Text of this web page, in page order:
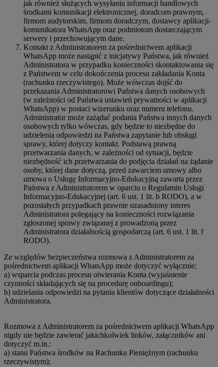
jak również służących wysyłaniu informacji handlowych
środkami komunikacji elektronicznej, doradcom prawnym,
firmom audytorskim, firmom doradczym, dostawcy aplikacji-
komunikatora WhatsApp oraz podmiotom dostarczającym
serwery i przechowującym dane.
Kontakt z Administratorem za pośrednictwem aplikacji
WhatsApp może nastąpić z inicjatywy Państwa, jak również
Administratora w przypadku konieczności skontaktowania się
z Państwem w celu dokończenia procesu zakładania Konta
(rachunku rzeczywistego). Może wówczas dojść do
przekazania Administratorowi Państwa danych osobowych
(w zależności od Państwa ustawień prywatności w aplikacji
WhatsApp) w postaci wizerunku oraz numeru telefonu.
Administrator może zażądać podania Państwa innych danych
osobowych tylko wówczas, gdy będzie to niezbędne do
udzielenia odpowiedzi na Państwa zapytanie lub obsługi
sprawy, której dotyczy kontakt. Podstawą prawną
przetwarzania danych, w zależności od sytuacji, będzie
niezbędność ich przetwarzania do podjęcia działań na żądanie
osoby, której dane dotyczą, przed zawarciem umowy albo
umowa o Usługę Informacyjno-Edukacyjną zawarta przez
Państwa z Administratorem w oparciu o Regulamin Usługi
Informacyjno-Edukacyjnej (art. 6 ust. 1 lit. b RODO), a w
pozostałych przypadkach prawnie uzasadniony interes
Administratora polegający na konieczności rozwiązania
zgłoszonej sprawy związanej z prowadzoną przez
Administratora działalnością gospodarczą (art. 6 ust. 1 lit. f
RODO).
Ze względów bezpieczeństwa rozmowa z Administratorem za
pośrednictwem aplikacji WhatsApp może dotyczyć wyłącznie:
a) wsparcia podczas procesu otwierania Konta (wyjaśnienie
czynności składających się na procedurę onboardingu);
b) udzielania odpowiedzi na pytania klientów dotyczące działalności
Administratora.
Rozmowa z Administratorem za pośrednictwem aplikacji WhatsApp
nigdy nie będzie zawierać jakichkolwiek linków, załączników ani
dotyczyć m.in.:
a) stanu Państwa środków na Rachunku Pieniężnym (rachunku
rzeczywistym);